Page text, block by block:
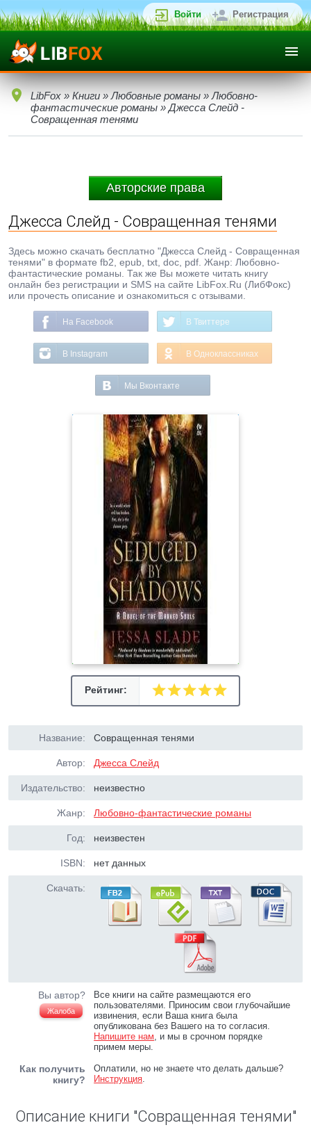
Войти Регистрация
LibFox » Книги » Любовные романы » Любовно-
фантастические романы » Джесса Слейд -
Совращенная тенями
Авторские права
Джесса Слейд - Совращенная тенями
Здесь можно скачать бесплатно "Джесса Слейд - Совращенная
тенями" в формате fb2, epub, txt, doc, pdf. Жанр: Любовно-
фантастические романы. Так же Вы можете читать книгу
онлайн без регистрации и SMS на сайте LibFox.Ru (ЛибФокс)
или прочесть описание и ознакомиться с отзывами.
На Facebook В Твиттере
В Instagram В Одноклассниках
Мы Вконтакте
Рейтинг:
Название: Совращенная тенями
Автор: Джесса Слейд
Издательство: неизвестно
Жанр: Любовно-фантастические романы
Год: неизвестен
ISBN: нет данных
Скачать:
Вы автор?
Жалоба
Все книги на сайте размещаются его
пользователями. Приносим свои глубочайшие
извинения, если Ваша книга была
опубликована без Вашего на то согласия.
Напишите нам, и мы в срочном порядке
примем меры.
Как получить
книгу?
Оплатили, но не знаете что делать дальше?
Инструкция.
Описание книги "Совращенная тенями"